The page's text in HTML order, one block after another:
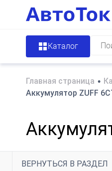
Каталог
Главная страница •
Аккумулятор ZUFF
ВЕРНУТЬСЯ В РАЗДЕЛ